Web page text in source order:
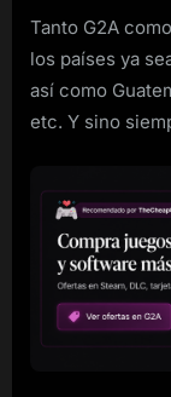
Tanto G2A
los países ya
así como
etc. Y sino